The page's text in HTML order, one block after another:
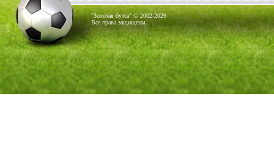
"Золотая бутса" © 2002-2026
Все права защищены.